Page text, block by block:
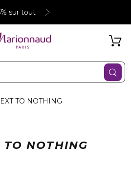
sur tout
TO NOTHING
TO NOTHING